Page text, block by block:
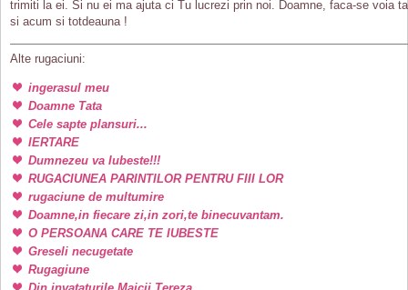
trimiti la ei. Si nu ei ma ajuta ci Tu lucrezi prin noi. Doamne, faca-se voia ta
si acum si totdeauna !
Alte rugaciuni:
ingerasul meu
Doamne Tata
Cele sapte plansuri...
IERTARE
Dumnezeu va Iubeste!!!
RUGACIUNEA PARINTILOR PENTRU FIII LOR
rugaciune de multumire
Doamne,in fiecare zi,in zori,te binecuvantam.
O PERSOANA CARE TE IUBESTE
Greseli necugetate
Rugagiune
Din invataturile Maicii Tereza